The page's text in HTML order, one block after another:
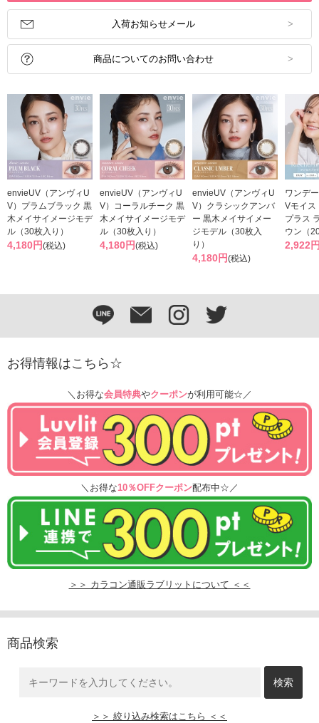
入荷お知らせメール
商品についてのお問い合わせ
envieUV（アンヴィU
V）プラムブラック 黒
木メイサイメージモデ
ル（30枚入り）
4,180円(税込)
envieUV（アンヴィU
V）コーラルチーク 黒
木メイサイメージモデ
ル（30枚入り）
4,180円(税込)
envieUV（アンヴィU
V）クラシックアンバ
ー 黒木メイサイメー
ジモデル（30枚入
り）
4,180円(税込)
ワンデ
Vモイス
プラス
ウン（
2,922
お得情報はこちら☆
＼お得な会員特典やクーポンが利用可能☆／
＼お得な10％OFFクーポン配布中☆／
＞＞ カラコン通販ラブリットについて ＜＜
商品検索
＞＞ 絞り込み検索はこちら ＜＜